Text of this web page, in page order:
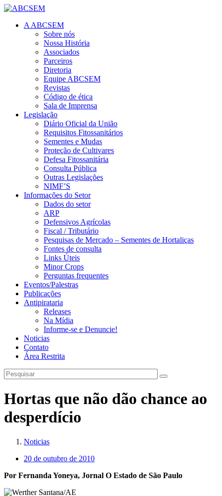
A ABCSEM
Sobre nós
Nossa História
Associados
Parceiros
Diretoria
Equipe ABCSEM
Revistas
Código de ética
Sala de Imprensa
Legislação
Diário Oficial da União
Requisitos Fitossanitários
Sementes e Mudas
Proteção de Cultivares
Defesa Fitossanitária
Consulta Pública
Outras Legislações
NIMF’S
Informações do Setor
Dados do setor
ARP
Defensivos Agrícolas
Fiscal / Tributário
Pesquisas de Mercado – Sementes de Hortaliças
Fontes de consulta
Links Úteis
Minor Crops
Perguntas frequentes
Eventos/Palestras
Publicações
Antipirataria
Releases
Na Mídia
Informe-se e Denuncie!
Noticias
Contato
Área Restrita
Hortas que não dão chance ao
desperdício
Noticias
20 de outubro de 2010
Por Fernanda Yoneya, Jornal O Estado de São Paulo